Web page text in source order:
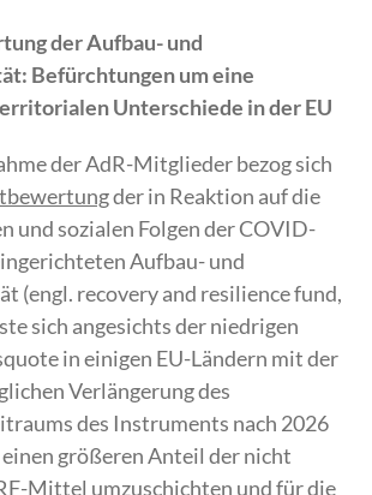
der Aufbau- und
Befürchtungen um eine
Unterschiede in der EU
der AdR-Mitglieder bezog sich
der in Reaktion auf die
und sozialen Folgen der COVID-
Aufbau- und
(engl. recovery and resilience fund,
sich angesichts der niedrigen
in einigen EU-Ländern mit der
Verlängerung des
des Instruments nach 2026
einen größeren Anteil der nicht
Mittel umzuschichten und für die